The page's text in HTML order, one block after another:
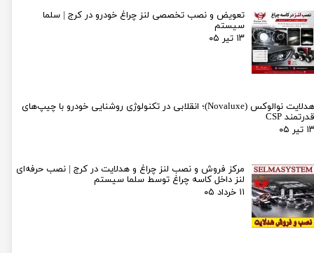
تعویض و نصب تخصصی لنز چراغ خودرو در کرج | سلما
سیستم
۱۳ تیر ۰۵
هدلایت نوالوکس (Novaluxe)؛ انقلابی در تکنولوژی روشنایی خودرو با چیپ‌های
قدرتمند CSP
۱۳ تیر ۰۵
مرکز فروش و نصب لنز چراغ و هدلایت در کرج | نصب حرفه‌ای
لنز داخل کاسه چراغ توسط سلما سیستم
۱۱ خرداد ۰۵